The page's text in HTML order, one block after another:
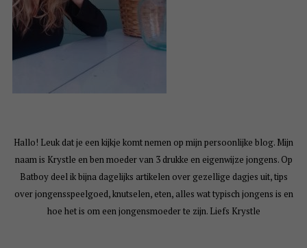
Hallo! Leuk dat je een kijkje komt nemen op mijn persoonlijke blog. Mijn
naam is Krystle en ben moeder van 3 drukke en eigenwijze jongens. Op
Batboy deel ik bijna dagelijks artikelen over gezellige dagjes uit, tips
over jongensspeelgoed, knutselen, eten, alles wat typisch jongens is en
hoe het is om een jongensmoeder te zijn. Liefs Krystle